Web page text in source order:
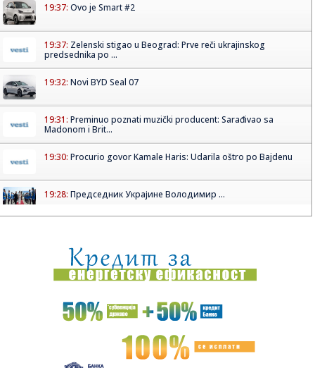
19:37: Ovo je Smart #2
19:37: Zelenski stigao u Beograd: Prve reči ukrajinskog
predsednika po ...
19:32: Novi BYD Seal 07
19:31: Preminuo poznati muzički producent: Sarađivao sa
Madonom i Brit...
19:30: Procurio govor Kamale Haris: Udarila oštro po Bajdenu
19:28: Председник Украјине Володимир ...
19:25:Olimpijakos odvodi ljubimca Zvezdinih navijača?!
19:24:SKANDAL U KOMŠILUKU: Sarajevo zbog koncerata Dina
Merlina seli m...
Путничка возила на Батровцима ...